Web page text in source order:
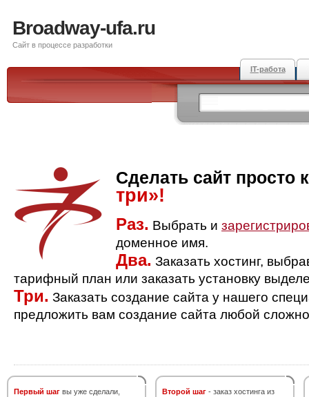
Broadway-ufa.ru
Сайт в процессе разработки
IT-работа
Сделать сайт просто
три»!
Раз. Выбрать и
доменное имя.
Два. Заказать хостинг,
тарифный план или заказать установку
Три. Заказать создание сайта у нашего
предложить вам создание сайта любой
Первый шаг вы уже сделали,
Второй шаг - заказ хостинга из